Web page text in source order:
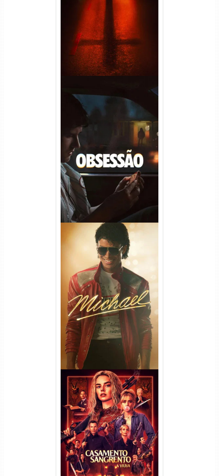
(2026) WEB-DL 1080p Dual
Áudio
Obsessão Torrent (2026)
WEB-DL 1080p/4K Dual
Áudio
Michael Torrent (2026) WEB-
DL 1080p/4K Dual Áudio
Casamento Sangrento: A
Viúva Torrent (2026) WEB-DL
720p/1080p/4K Dual Áudio